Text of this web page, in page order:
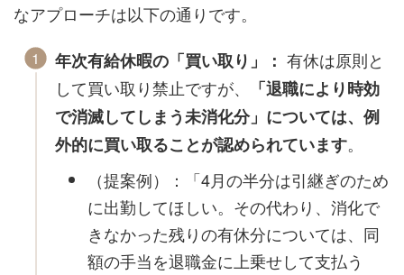
なアプローチは以下の通りです。
年次有給休暇の「買い取り」： 有休は原則と
して買い取り禁止ですが、
「退職により時効
で消滅してしまう未消化分」については、例
外的に買い取ることが認められています。
（提案例）：「4月の半分は引継ぎのため
に出勤してほしい。その代わり、消化で
きなかった残りの有休分については、同
額の手当を退職金に上乗せして支払う